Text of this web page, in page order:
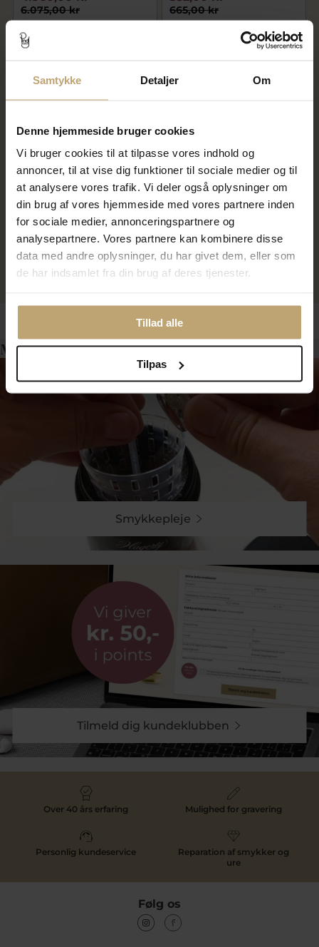
Samtykke Detaljer Om
Denne hjemmeside bruger cookies
Vi bruger cookies til at tilpasse vores indhold og
annoncer, til at vise dig funktioner til sociale medier og til
at analysere vores trafik. Vi deler også oplysninger om
din brug af vores hjemmeside med vores partnere inden
for sociale medier, annonceringspartnere og
analysepartnere. Vores partnere kan kombinere disse
data med andre oplysninger, du har givet dem, eller som
de har indsamlet fra din brug af deres tjenester.
Tillad alle
Tilpas
6.075,00 kr 665,00 kr
SALE
Garderring,bredde 1,6 mm.,
tyk. 1,8 mm. 925s.
725,00 kr
580,00 kr
På lager
Måske er det her relevant for dig?
Smykkepleje
Tilmeld dig kundeklubben
Over 40 års erfaring Mulighed for gravering
Personlig kundeservice
Reparation af smykker og
ure
Følg os